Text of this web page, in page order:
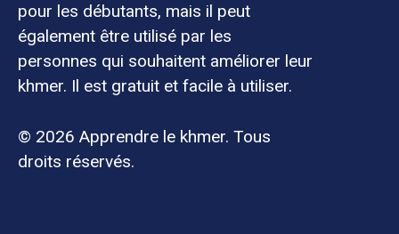
pour les débutants, mais il peut
également être utilisé par les
personnes qui souhaitent améliorer leur
khmer. Il est gratuit et facile à utiliser.
© 2026 Apprendre le khmer. Tous
droits réservés.